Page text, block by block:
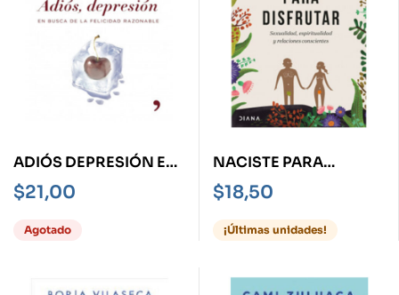
ADIÓS DEPRESIÓN EN
BUSCA DE LA
FELICIDAD
RAZONABLE
$21,00
Agotado
NACISTE PARA
DISFRUTAR
$18,50
¡Últimas unidades!